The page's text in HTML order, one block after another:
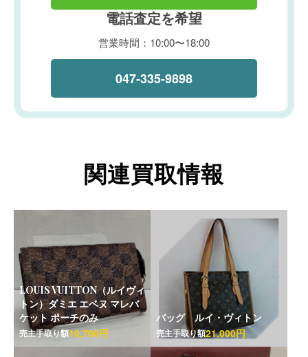
電話査定を希望
営業時間：10:00〜18:00
047-335-9898
関連買取情報
LOUIS VUITTON（ルイヴィ
トン）ダミエ エベヌ マレバ
ケット ポーチのみ
売主手取り額10,700円
バッグ ルイ・ヴィトン
売主手取り額21,000円